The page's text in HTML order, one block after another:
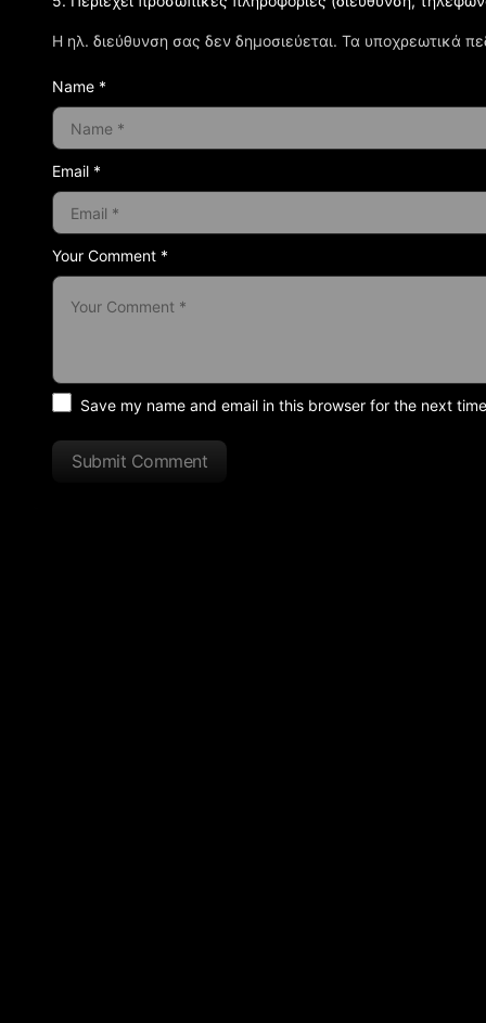
Η ηλ. διεύθυνση σας δεν δημοσιεύεται. Τα υποχρεωτικά
Your Comment *
Name *
Email *
Save my name and email in this browser for the next
Submit Comment